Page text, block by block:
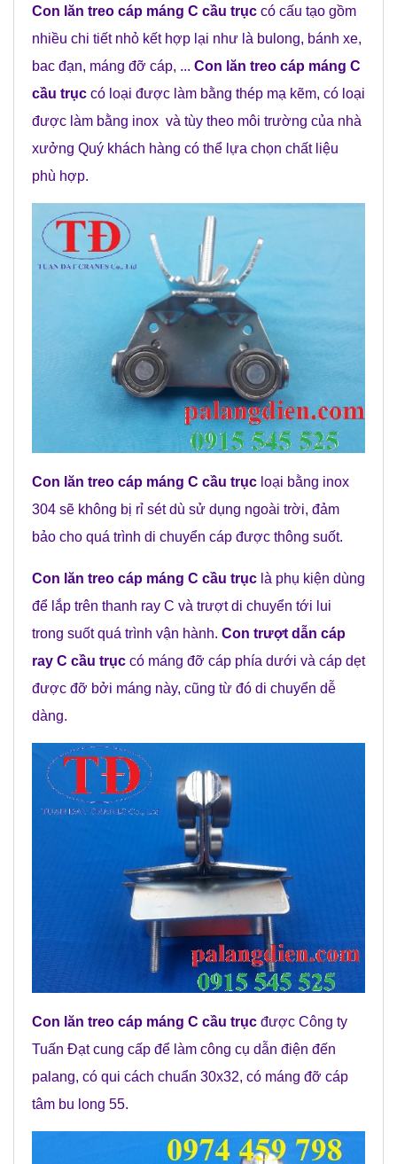
Con lăn treo cáp máng C cầu trục có cấu tạo gồm
nhiều chi tiết nhỏ kết hợp lại như là bulong, bánh xe,
bac đạn, máng đỡ cáp, ... Con lăn treo cáp máng C
cầu trục có loại được làm bằng thép mạ kẽm, có loại
được làm bằng inox và tùy theo môi trường của nhà
xưởng Quý khách hàng có thể lựa chọn chất liệu
phù hợp.
Con lăn treo cáp máng C cầu trục loại bằng inox
304 sẽ không bị rỉ sét dù sử dụng ngoài trời, đảm
bảo cho quá trình di chuyển cáp được thông suốt.
Con lăn treo cáp máng C cầu trục là phụ kiện dùng
để lắp trên thanh ray C và trượt di chuyển tới lui
trong suốt quá trình vận hành. Con trượt dẫn cáp
ray C cầu trục có máng đỡ cáp phía dưới và cáp dẹt
được đỡ bởi máng này, cũng từ đó di chuyển dễ
dàng.
Con lăn treo cáp máng C cầu trục được Công ty
Tuấn Đạt cung cấp để làm công cụ dẫn điện đến
palang, có qui cách chuẩn 30x32, có máng đỡ cáp
tâm bu long 55.